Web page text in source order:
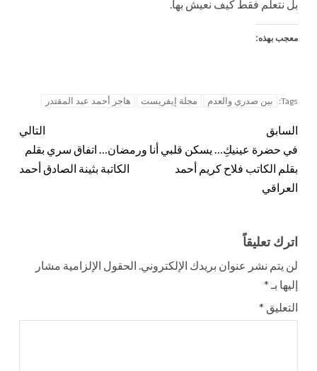
بل نتعلم فقط كيف نعيش بها.
معجب بهذه:
Tags: بين صدري والعدم مجلة إيفريست هاجر أحمد عبد المقتدر
السابق
في حضرة عينيكِ… يسكن قلبي
بقلم الكاتب فلاح كريم أحمد
العراقي
التالي
أنا ورمضان… اتفاق سري بقلم
الكاتبة بثينة الصادق أحمد
اترك تعليقاً
لن يتم نشر عنوان بريدك الإلكتروني. الحقول الإلزامية مشار
إليها بـ *
التعليق *